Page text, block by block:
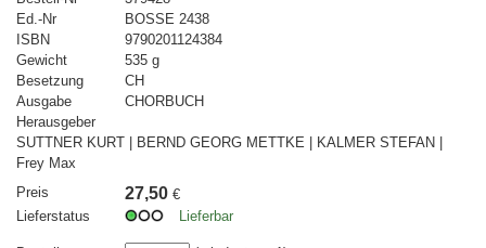
Ed.-Nr
BOSSE 2438
ISBN
9790201124384
Gewicht
535 g
Besetzung
CH
Ausgabe
CHORBUCH
Herausgeber
SUTTNER KURT | BERND GEORG METTKE | KALMER STEFAN |
Frey Max
Preis
27,50 €
Lieferstatus
Lieferbar